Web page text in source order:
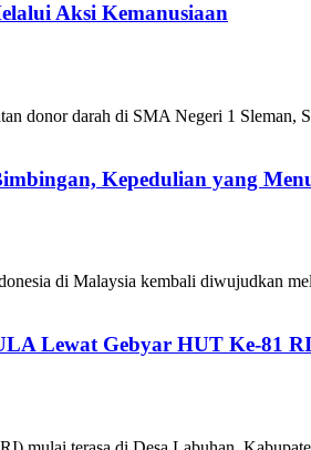
Aksi Kemanusiaan
donor darah di SMA Negeri 1
Kepedulian yang
di Malaysia kembali diwujudkan
Lewat Gebyar HUT Ke-81 RI